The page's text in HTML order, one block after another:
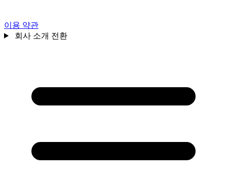
이용 약관
회사 소개 전환